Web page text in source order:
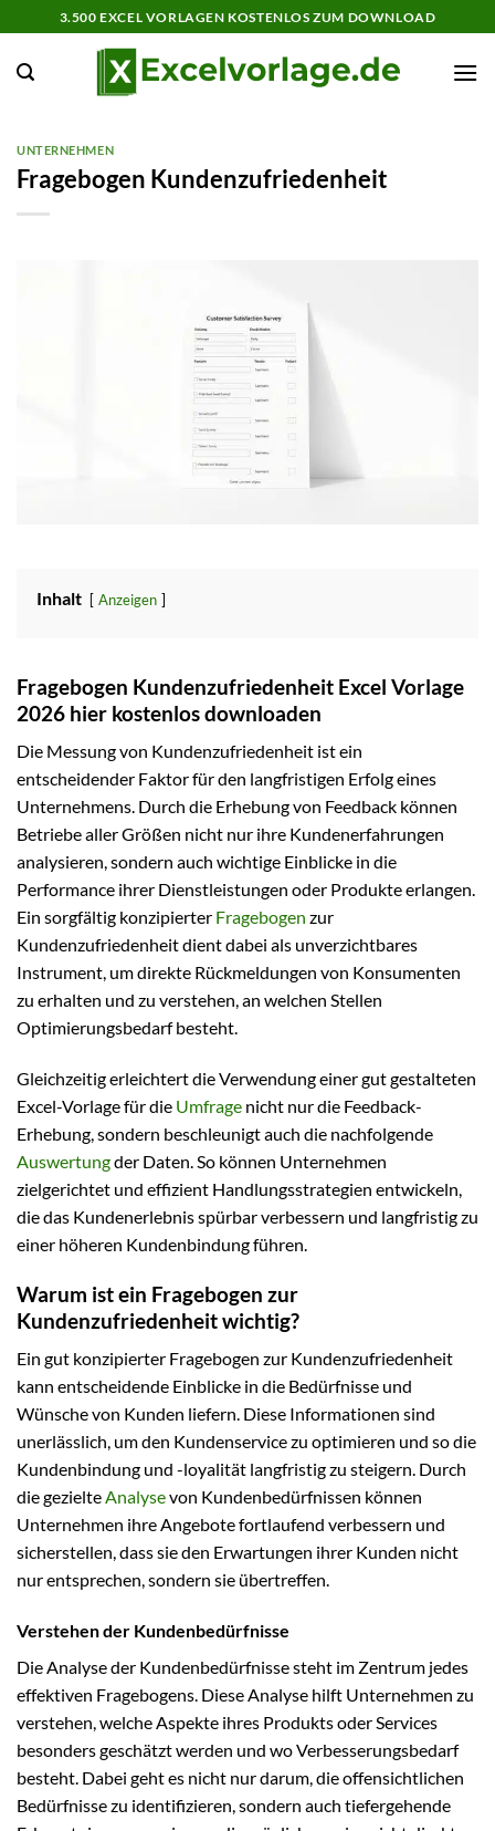
Inhalt
springen
3.500 EXCEL VORLAGEN KOSTENLOS ZUM DOWNLOAD
UNTERNEHMEN
Fragebogen Kundenzufriedenheit
Inhalt Anzeigen
Fragebogen Kundenzufriedenheit Excel Vorlage
2026 hier kostenlos downloaden
Die Messung von Kundenzufriedenheit ist ein
entscheidender Faktor für den langfristigen Erfolg eines
Unternehmens. Durch die Erhebung von Feedback können
Betriebe aller Größen nicht nur ihre Kundenerfahrungen
analysieren, sondern auch wichtige Einblicke in die
Performance ihrer Dienstleistungen oder Produkte erlangen.
Ein sorgfältig konzipierter Fragebogen zur
Kundenzufriedenheit dient dabei als unverzichtbares
Instrument, um direkte Rückmeldungen von Konsumenten
zu erhalten und zu verstehen, an welchen Stellen
Optimierungsbedarf besteht.
Gleichzeitig erleichtert die Verwendung einer gut gestalteten
Excel-Vorlage für die Umfrage nicht nur die Feedback-
Erhebung, sondern beschleunigt auch die nachfolgende
Auswertungder Daten. So können Unternehmen
zielgerichtet und effizient Handlungsstrategien entwickeln,
die das Kundenerlebnis spürbar verbessern und langfristig zu
einer höheren Kundenbindung führen.
Warum ist ein Fragebogen zur
Kundenzufriedenheit wichtig?
Ein gut konzipierter Fragebogen zur Kundenzufriedenheit
kann entscheidende Einblicke in die Bedürfnisse und
Wünsche von Kunden liefern. Diese Informationen sind
unerlässlich, um den Kundenservice zu optimieren und so die
Kundenbindung und -loyalität langfristig zu steigern. Durch
die gezielteAnalysevon Kundenbedürfnissen können
Unternehmen ihre Angebote fortlaufend verbessern und
sicherstellen, dass sie den Erwartungen ihrer Kunden nicht
nur entsprechen, sondern sie übertreffen.
Verstehen der Kundenbedürfnisse
Die Analyse der Kundenbedürfnisse steht im Zentrum jedes
effektiven Fragebogens. Diese Analyse hilft Unternehmen zu
verstehen, welche Aspekte ihres Produkts oder Services
besonders geschätzt werden und wo Verbesserungsbedarf
besteht. Dabei geht es nicht nur darum, die offensichtlichen
Bedürfnisse zu identifizieren, sondern auch tiefergehende